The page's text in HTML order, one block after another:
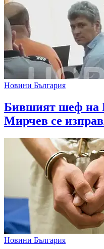
Новини България
Бившият шеф на
Мирчев се
Новини България